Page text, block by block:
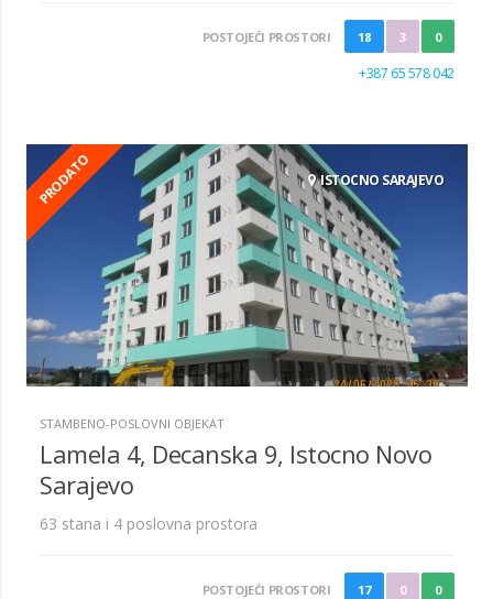
POSTOJEĆI PROSTORI 18 3 0
+387 65 578 042
PRODATO ISTOCNO SARAJEVO
STAMBENO-POSLOVNI OBJEKAT
Lamela 4, Decanska 9, Istocno Novo
Sarajevo
63 stana i 4 poslovna prostora
POSTOJEĆI PROSTORI 17 0 0